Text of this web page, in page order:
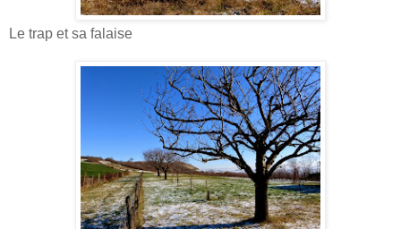
Le trap et sa falaise